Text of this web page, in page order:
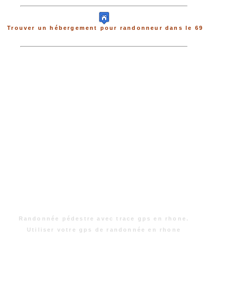
Trouver un hébergement pour randonneur dans le 69
Randonnée pédestre avec trace gps en rhone.
Utiliser votre gps de randonnée en rhone